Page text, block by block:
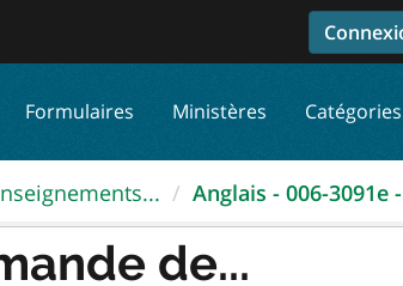
Formulaires Ministères Catégories
Anglais - 006-3091e
de...